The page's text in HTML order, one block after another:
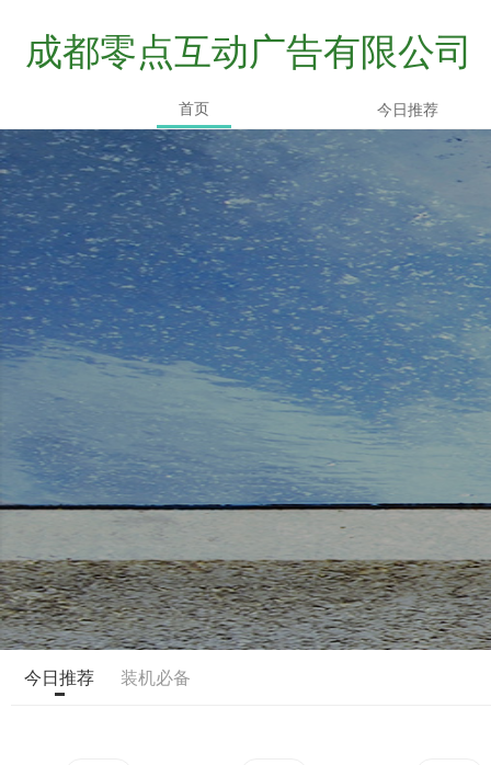
成都零点互动广告有限公司
首页 今日推荐
今日推荐 装机必备